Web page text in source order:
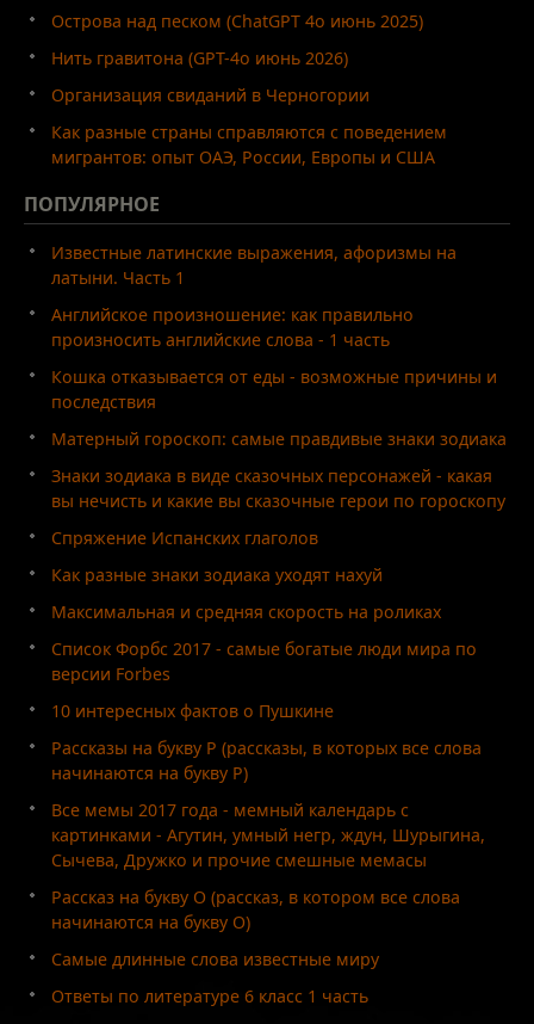
Острова над песком (ChatGPT 4o июнь 2025)
Нить гравитона (GPT-4o июнь 2026)
Организация свиданий в Черногории
Как разные страны справляются с поведением
мигрантов: опыт ОАЭ, России, Европы и США
ПОПУЛЯРНОЕ
Известные латинские выражения, афоризмы на
латыни. Часть 1
Английское произношение: как правильно
произносить английские слова - 1 часть
Кошка отказывается от еды - возможные причины и
последствия
Матерный гороскоп: самые правдивые знаки зодиака
Знаки зодиака в виде сказочных персонажей - какая
вы нечисть и какие вы сказочные герои по гороскопу
Спряжение Испанских глаголов
Как разные знаки зодиака уходят нахуй
Максимальная и средняя скорость на роликах
Список Форбс 2017 - самые богатые люди мира по
версии Forbes
10 интересных фактов о Пушкине
Рассказы на букву Р (рассказы, в которых все слова
начинаются на букву Р)
Все мемы 2017 года - мемный календарь с
картинками - Агутин, умный негр, ждун, Шурыгина,
Сычева, Дружко и прочие смешные мемасы
Рассказ на букву О (рассказ, в котором все слова
начинаются на букву О)
Самые длинные слова известные миру
Ответы по литературе 6 класс 1 часть